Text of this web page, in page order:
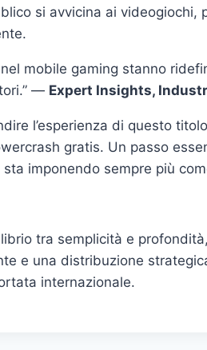
si avvicina ai videogiochi,
nel mobile gaming stanno
— Expert Insights,
l’esperienza di questo
gratis. Un passo
imponendo sempre più
tra semplicità e
e una distribuzione
internazionale.